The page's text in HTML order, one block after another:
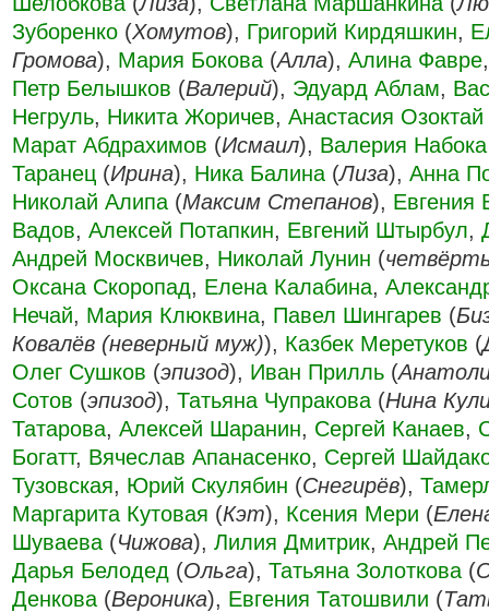
Зуборенко (Хомутов), Григорий Кирдяшкин,
Громова), Мария Бокова (Алла), Алина Фавре
Петр Белышков (Валерий), Эдуард Аблам,
Негруль, Никита Жоричев, Анастасия Озоктай
Марат Абдрахимов (Исмаил), Валерия Набока
Таранец (Ирина), Ника Балина (Лиза), Анна
Николай Алипа (Максим Степанов), Евгения
Вадов, Алексей Потапкин, Евгений Штырбул,
Андрей Москвичев, Николай Лунин (
Оксана Скоропад, Елена Калабина,
Нечай, Мария Клюквина, Павел Шингарев (
Ковалёв (неверный муж)), Казбек Меретуков (
Олег Сушков (эпизод), Иван Прилль (
Сотов (эпизод), Татьяна Чупракова (Нина
Татарова, Алексей Шаранин, Сергей Канаев,
Богатт, Вячеслав Апанасенко, Сергей
Тузовская, Юрий Скулябин (Снегирёв),
Маргарита Кутовая (Кэт), Ксения Мери (
Шуваева (Чижова), Лилия Дмитрик, Андрей
Дарья Белодед (Ольга), Татьяна Золоткова (
Денкова (Вероника), Евгения Татошвили (